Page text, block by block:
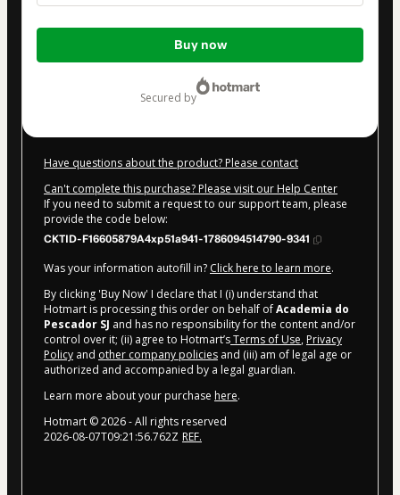
Total
Buy now
secured by
Have questions about the product? Please contact
Can't complete this purchase? Please visit our Help Center
If you need to submit a request to our support team, please
provide the code below:
CKTID-F16605879A4xp51a941-1786094514790-9341
Was your information autofill in? Click here to learn more.
By clicking 'Buy Now' I declare that I (i) understand that
Hotmart is processing this order on behalf ofAcademia do
Pescador SJ and has no responsibility for the content and/or
control over it; (ii) agree to Hotmart’sTerms of Use, Privacy
Policy and other company policies and (iii) am of legal age or
authorized and accompanied by a legal guardian.
Learn more about your purchase here.
Hotmart ©2026- All rights reserved
2026-08-07T09:21:56.762Z REF.